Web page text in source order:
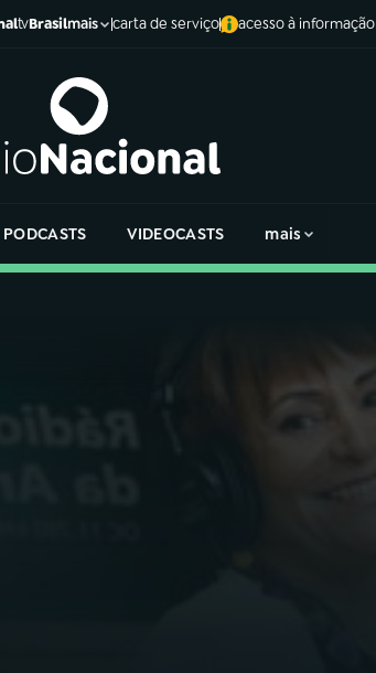
tvBrasilmais carta de serviço acesso à informação
PODCASTS VIDEOCASTS mais